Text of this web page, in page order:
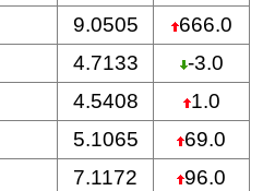
9.0505
666.0
4.7133
-3.0
4.5408
1.0
5.1065
69.0
7.1172
96.0